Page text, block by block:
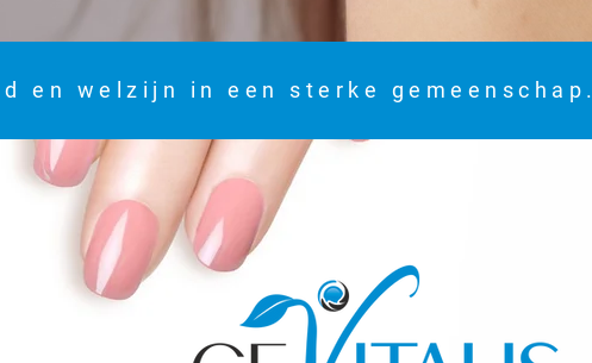
en welzijn in een sterke gemeenschap.